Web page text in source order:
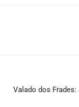
Valado dos